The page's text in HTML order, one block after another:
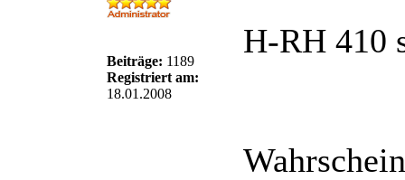
Beiträge: 1189
Registriert am:
18.01.2008
H-RH 410